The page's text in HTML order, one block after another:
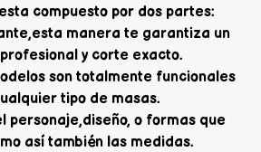
compuesto por dos partes:
manera te garantiza un
y corte exacto.
son totalmente funcionales
tipo de masas.
personaje,diseño, o formas que
así también las medidas.